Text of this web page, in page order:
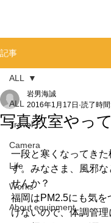
記事
ALL
Travel
Camera
Life
Works
About equipment
ALL
写真教室やっ
岩男海誠
2016年1月17日 読了時
一段と寒くなってきた
す。みなさま、風邪な
せんか？
福岡はPM2.5にも気を
けないので、体調管